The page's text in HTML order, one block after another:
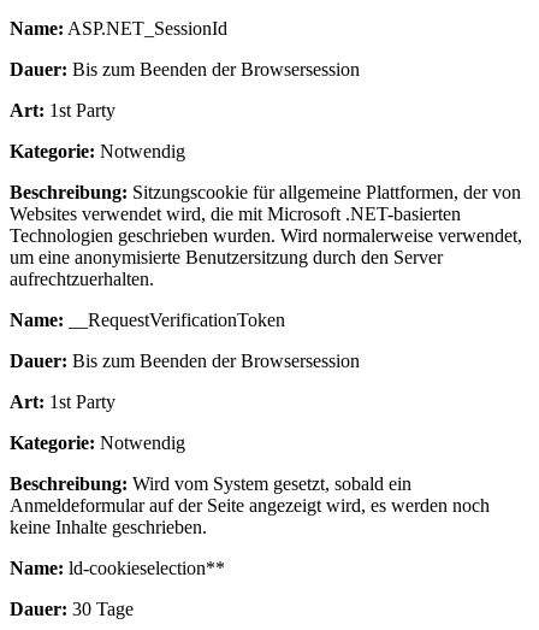
Name: ASP.NET_SessionId
Dauer: Bis zum Beenden der Browsersession
Art: 1st Party
Kategorie: Notwendig
Beschreibung: Sitzungscookie für allgemeine Plattformen, der von
Websites verwendet wird, die mit Microsoft .NET-basierten
Technologien geschrieben wurden. Wird normalerweise verwendet,
um eine anonymisierte Benutzersitzung durch den Server
aufrechtzuerhalten.
Name: __RequestVerificationToken
Dauer: Bis zum Beenden der Browsersession
Art: 1st Party
Kategorie: Notwendig
Beschreibung: Wird vom System gesetzt, sobald ein
Anmeldeformular auf der Seite angezeigt wird, es werden noch
keine Inhalte geschrieben.
Name: ld-cookieselection**
Dauer: 30 Tage